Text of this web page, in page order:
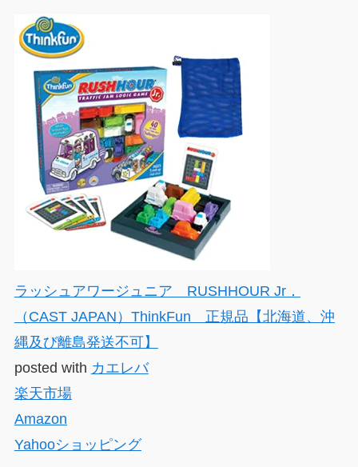
ラッシュアワージュニア RUSHHOUR Jr．
（CAST JAPAN）ThinkFun 正規品【北海道、沖
縄及び離島発送不可】
posted with カエレバ
楽天市場
Amazon
Yahooショッピング